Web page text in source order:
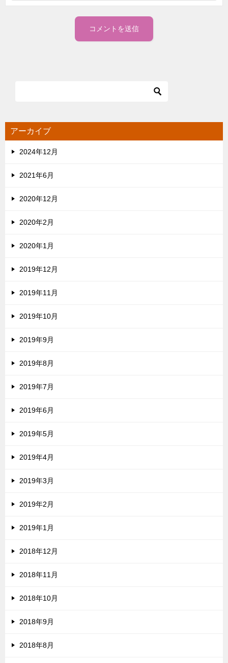
アーカイブ
2024年12月
2021年6月
2020年12月
2020年2月
2020年1月
2019年12月
2019年11月
2019年10月
2019年9月
2019年8月
2019年7月
2019年6月
2019年5月
2019年4月
2019年3月
2019年2月
2019年1月
2018年12月
2018年11月
2018年10月
2018年9月
2018年8月